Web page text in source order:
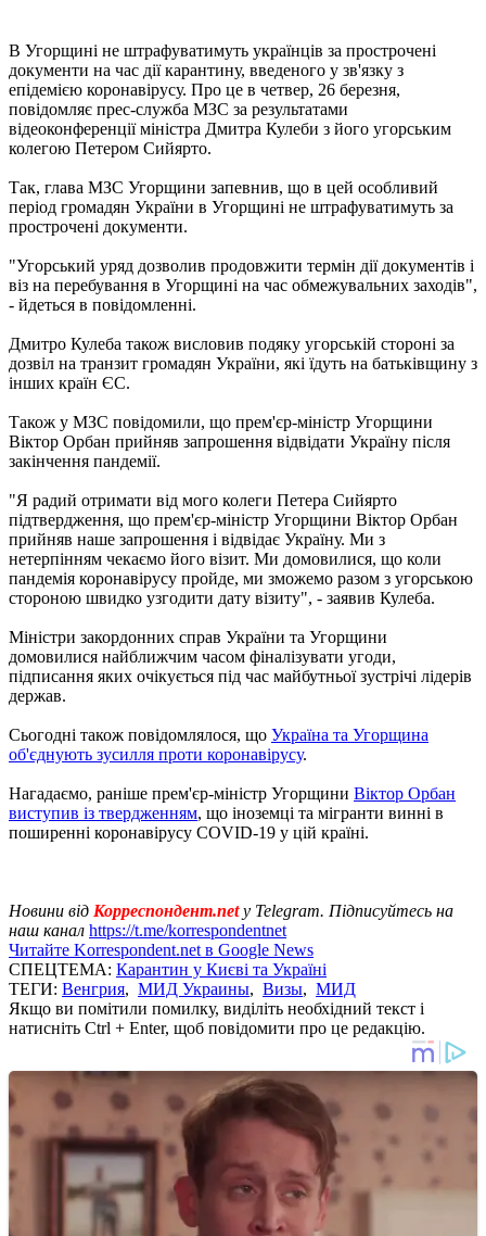
В Угорщині не штрафуватимуть українців за прострочені
документи на час дії карантину, введеного у зв'язку з
епідемією коронавірусу. Про це в четвер, 26 березня,
повідомляє прес-служба МЗС за результатами
відеоконференції міністра Дмитра Кулеби з його угорським
колегою Петером Сийярто.
Так, глава МЗС Угорщини запевнив, що в цей особливий
період громадян України в Угорщині не штрафуватимуть за
прострочені документи.
"Угорський уряд дозволив продовжити термін дії документів і
віз на перебування в Угорщині на час обмежувальних заходів",
- йдеться в повідомленні.
Дмитро Кулеба також висловив подяку угорській стороні за
дозвіл на транзит громадян України, які їдуть на батьківщину з
інших країн ЄС.
Також у МЗС повідомили, що прем'єр-міністр Угорщини
Віктор Орбан прийняв запрошення відвідати Україну після
закінчення пандемії.
"Я радий отримати від мого колеги Петера Сийярто
підтвердження, що прем'єр-міністр Угорщини Віктор Орбан
прийняв наше запрошення і відвідає Україну. Ми з
нетерпінням чекаємо його візит. Ми домовилися, що коли
пандемія коронавірусу пройде, ми зможемо разом з угорською
стороною швидко узгодити дату візиту", - заявив Кулеба.
Міністри закордонних справ України та Угорщини
домовилися найближчим часом фіналізувати угоди,
підписання яких очікується під час майбутньої зустрічі лідерів
держав.
Сьогодні також повідомлялося, що Україна та Угорщина
об'єднують зусилля проти коронавірусу.
Нагадаємо, раніше прем'єр-міністр Угорщини Віктор Орбан
виступив із твердженням, що іноземці та мігранти винні в
поширенні коронавірусу COVID-19 у цій країні.
Новини від Корреспондент.net у Telegram. Підписуйтесь на
наш канал https://t.me/korrespondentnet
Читайте Korrespondent.net в Google News
СПЕЦТЕМА: Карантин у Києві та Україні
ТЕГИ: Венгрия, МИД Украины, Визы, МИД
Якщо ви помітили помилку, виділіть необхідний текст і
натисніть Ctrl + Enter, щоб повідомити про це редакцію.